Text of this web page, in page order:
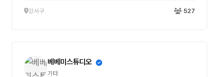
강서구 527
베베미스튜디오
기타